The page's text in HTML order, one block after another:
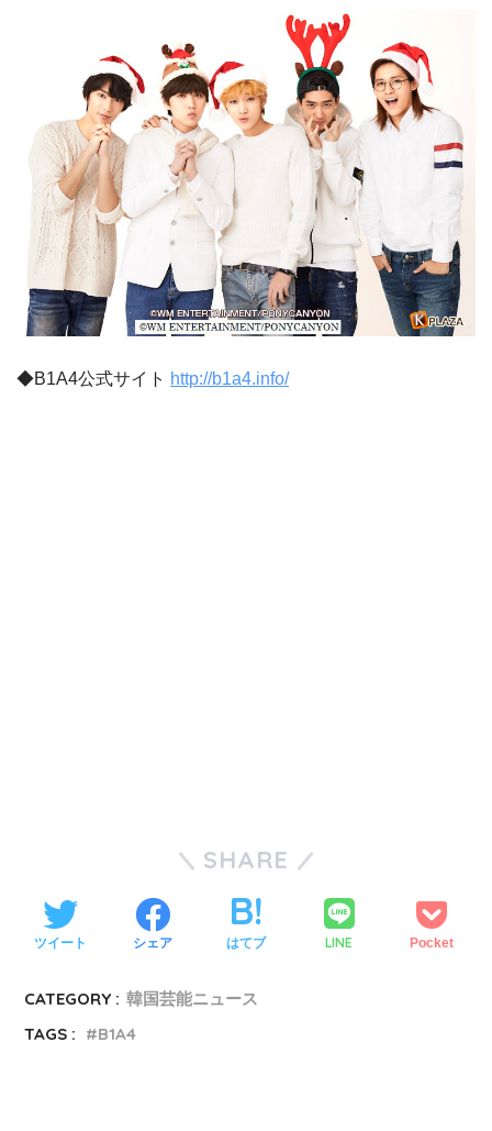
◆B1A4公式サイト http://b1a4.info/
SHARE
ツイート シェア はてブ LINE Pocket
CATEGORY : 韓国芸能ニュース
TAGS :
B1A4